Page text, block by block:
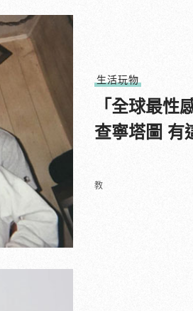
生活玩物
「全球最性
查寧塔圖 有
教